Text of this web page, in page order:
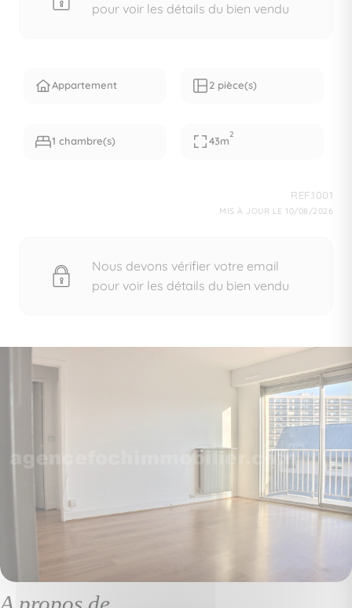
pour voir les détails du bien vendu
Appartement 2 pièce(s)
1 chambre(s) 43m
2
REF.1001
MIS À JOUR LE 10/08/2026
Nous devons vérifier votre email
pour voir les détails du bien vendu
A propos de